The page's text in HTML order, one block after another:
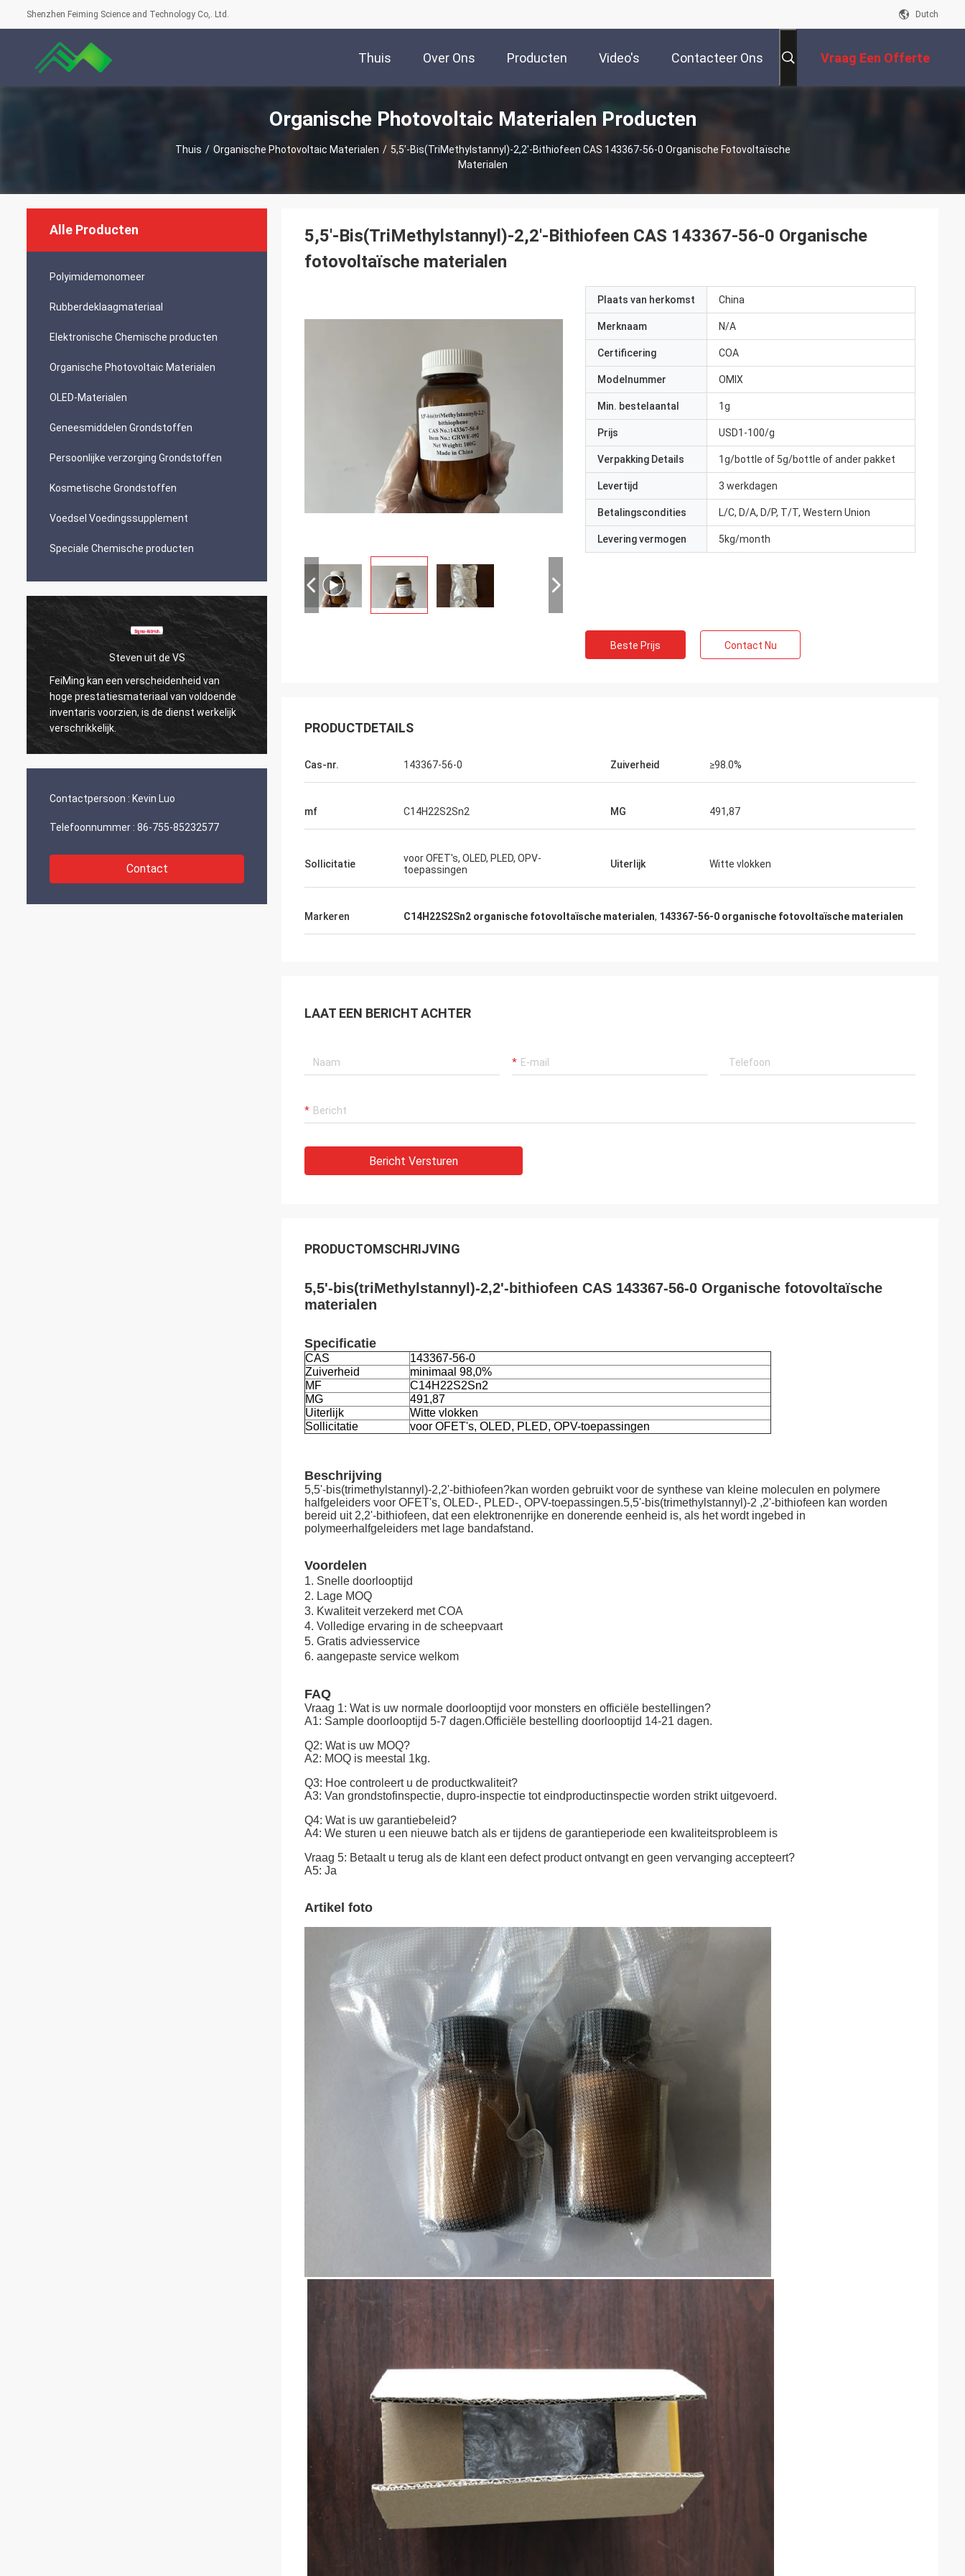
Shenzhen Feiming Science and Technology Co,. Ltd. Dutch
Thuis Over Ons Producten Video's Contacteer Ons Vraag Een Offerte
Organische Photovoltaic Materialen Producten
Thuis / Organische Photovoltaic Materialen / 5,5'-Bis(TriMethylstannyl)-2,2'-Bithiofeen CAS 143367-56-0 Organische Fotovoltaïsche
Materialen
Alle Producten
Polyimidemonomeer
Rubberdeklaagmateriaal
Elektronische Chemische producten
Organische Photovoltaic Materialen
OLED-Materialen
Geneesmiddelen Grondstoffen
Persoonlijke verzorging Grondstoffen
Kosmetische Grondstoffen
Voedsel Voedingssupplement
Speciale Chemische producten
Steven uit de VS
FeiMing kan een verscheidenheid van
hoge prestatiesmateriaal van voldoende
inventaris voorzien, is de dienst werkelijk
verschrikkelijk.
Lara Schenk uit België
Contactpersoon : Kevin Luo
Telefoonnummer : 86-755-85232577
Contact
5,5'-Bis(TriMethylstannyl)-2,2'-Bithiofeen CAS 143367-56-0 Organische
fotovoltaïsche materialen
Plaats van herkomst China
Merknaam N/A
Certificering COA
Modelnummer OMIX
Min. bestelaantal 1g
Prijs USD1-100/g
Verpakking Details 1g/bottle of 5g/bottle of ander pakket
Levertijd 3 werkdagen
Betalingscondities L/C, D/A, D/P, T/T, Western Union
Levering vermogen 5kg/month
Beste Prijs Contact Nu
PRODUCTDETAILS
Cas-nr. 143367-56-0 Zuiverheid ≥98.0%
mf C14H22S2Sn2 MG 491,87
Sollicitatie
voor OFET's, OLED, PLED, OPV-
toepassingen
Uiterlijk Witte vlokken
Markeren C14H22S2Sn2 organische fotovoltaïsche materialen, 143367-56-0 organische fotovoltaïsche materialen
LAAT EEN BERICHT ACHTER
Bericht Versturen
PRODUCTOMSCHRIJVING
5,5'-bis(triMethylstannyl)-2,2'-bithiofeen CAS 143367-56-0 Organische fotovoltaïsche
materialen
Specificatie
CAS
143367-56-0
Zuiverheid
minimaal 98,0%
MF
C14H22S2Sn2
MG
491,87
Uiterlijk
Witte vlokken
Sollicitatie
voor OFET's, OLED, PLED, OPV-toepassingen
Beschrijving
5,5'-bis(trimethylstannyl)-2,2'-bithiofeen?kan worden gebruikt voor de synthese van kleine moleculen en polymere
halfgeleiders voor OFET's, OLED-, PLED-, OPV-toepassingen.5,5'-bis(trimethylstannyl)-2 ,2'-bithiofeen kan worden
bereid uit 2,2'-bithiofeen, dat een elektronenrijke en donerende eenheid is, als het wordt ingebed in
polymeerhalfgeleiders met lage bandafstand.
Voordelen
1. Snelle doorlooptijd
2. Lage MOQ
3. Kwaliteit verzekerd met COA
4. Volledige ervaring in de scheepvaart
5. Gratis adviesservice
6. aangepaste service welkom
FAQ
Vraag 1: Wat is uw normale doorlooptijd voor monsters en officiële bestellingen?
A1: Sample doorlooptijd 5-7 dagen.Officiële bestelling doorlooptijd 14-21 dagen.
Q2: Wat is uw MOQ?
A2: MOQ is meestal 1kg.
Q3: Hoe controleert u de productkwaliteit?
A3: Van grondstofinspectie, dupro-inspectie tot eindproductinspectie worden strikt uitgevoerd.
Q4: Wat is uw garantiebeleid?
A4: We sturen u een nieuwe batch als er tijdens de garantieperiode een kwaliteitsprobleem is
Vraag 5: Betaalt u terug als de klant een defect product ontvangt en geen vervanging accepteert?
A5: Ja
Artikel foto